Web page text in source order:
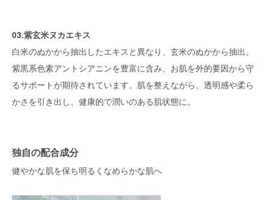
03.紫玄米ヌカエキス
白米のぬかから抽出したエキスと異なり、玄米のぬかから抽出。
紫黒系色素アントシアニンを豊富に含み、お肌を外的要因から守
るサポートが期待されています。肌を整えながら、透明感や柔ら
かさを引き出し、健康的で潤いのある肌状態に。
独自の配合成分
健やかな肌を保ち明るくなめらかな肌へ